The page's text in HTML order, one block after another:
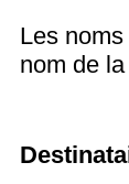
Les
nom de